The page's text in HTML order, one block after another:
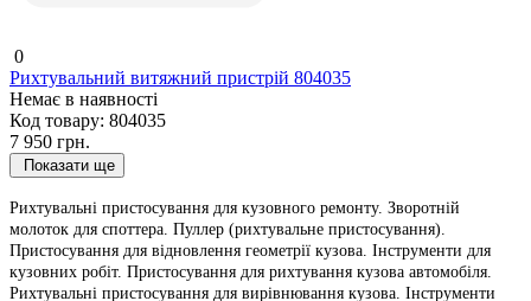
0
Рихтувальний витяжний пристрій 804035
Немає в наявності
Код товару: 804035
7 950 грн.
Показати ще
Рихтувальні пристосування для кузовного ремонту. Зворотній
молоток для споттера. Пуллер (рихтувальне пристосування).
Пристосування для відновлення геометрії кузова. Інструменти для
кузовних робіт. Пристосування для рихтування кузова автомобіля.
Рихтувальні пристосування для вирівнювання кузова. Інструменти